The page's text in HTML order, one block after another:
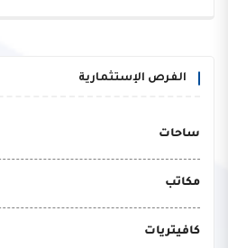
الفرص الإستثمارية
ساحات
مكاتب
كافيتريات